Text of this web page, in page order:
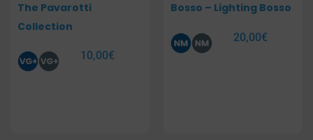
The Pavarotti
Collection
10,00€
Bosso – Lighting Bosso
20,00€